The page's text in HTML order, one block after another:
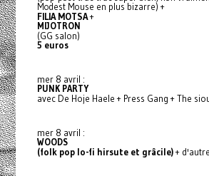
Modest Mouse en plus bizarre) +
FILIA MOTSA+
MIJOTRON
(GG salon)
5 euros
mer 8 avril :
PUNK PARTY
avec De Hoje Haele + Press Gang + The
mer 8 avril :
WOODS
(folk pop lo-fi hirsute et grâcile)+